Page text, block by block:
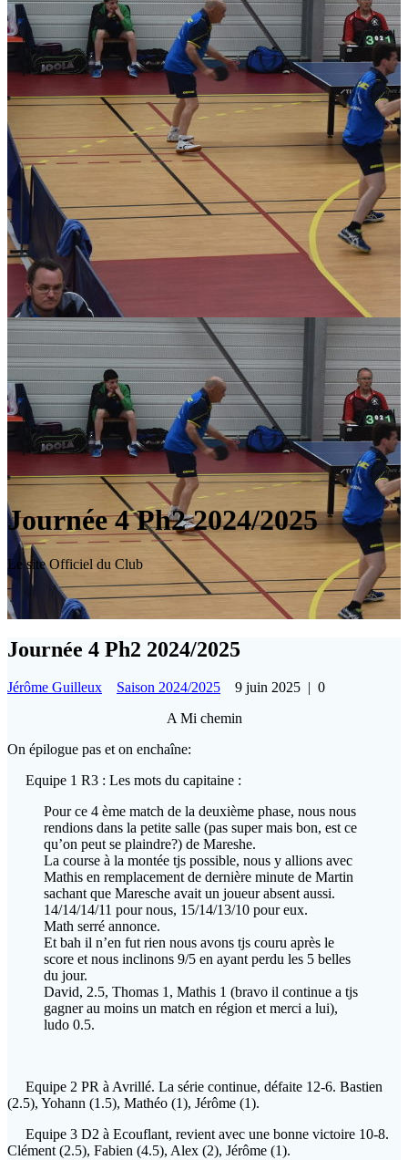
Journée 4 Ph2 2024/2025
Le site Officiel du Club
Journée 4 Ph2 2024/2025
Jérôme Guilleux Saison 2024/2025 9 juin 2025 | 0
A Mi chemin
On épilogue pas et on enchaîne:
Equipe 1 R3 : Les mots du capitaine :
Pour ce 4 ème match de la deuxième phase, nous nous
rendions dans la petite salle (pas super mais bon, est ce
qu’on peut se plaindre?) de Mareshe.
La course à la montée tjs possible, nous y allions avec
Mathis en remplacement de dernière minute de Martin
sachant que Maresche avait un joueur absent aussi.
14/14/14/11 pour nous, 15/14/13/10 pour eux.
Math serré annonce.
Et bah il n’en fut rien nous avons tjs couru après le
score et nous inclinons 9/5 en ayant perdu les 5 belles
du jour.
David, 2.5, Thomas 1, Mathis 1 (bravo il continue a tjs
gagner au moins un match en région et merci a lui),
ludo 0.5.
Equipe 2 PR à Avrillé. La série continue, défaite 12-6. Bastien
(2.5), Yohann (1.5), Mathéo (1), Jérôme (1).
Equipe 3 D2 à Ecouflant, revient avec une bonne victoire 10-8.
Clément (2.5), Fabien (4.5), Alex (2), Jérôme (1).